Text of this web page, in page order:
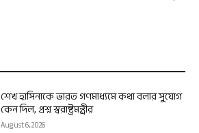
শেখ হাসিনাকে ভারত গণমাধ্যমে কথা বলার সুযোগ
কেন দিল, প্রশ্ন স্বরাষ্ট্রমন্ত্রীর
August 6, 2026